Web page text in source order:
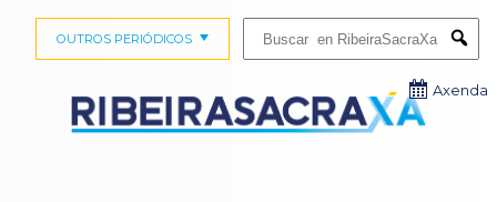
OUTROS PERIÓDICOS
Axenda